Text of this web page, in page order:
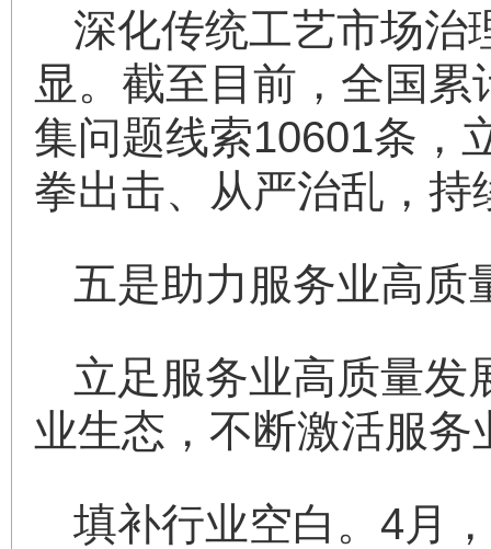
深化传统工艺市场治
显。截至目前，全国
集问题线索10601条，
拳出击、从严治乱，
五是助力服务业高质
立足服务业高质量发
业生态，不断激活服务
填补行业空白。4月